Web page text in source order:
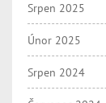
Srpen 2025
Únor 2025
Srpen 2024